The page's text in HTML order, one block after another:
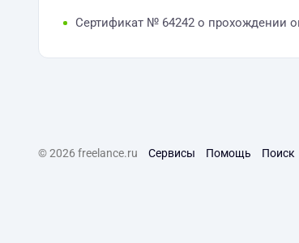
Сертификат № 64242 о прохождении
© 2026 freelance.ru Сервисы Помощь Поиск